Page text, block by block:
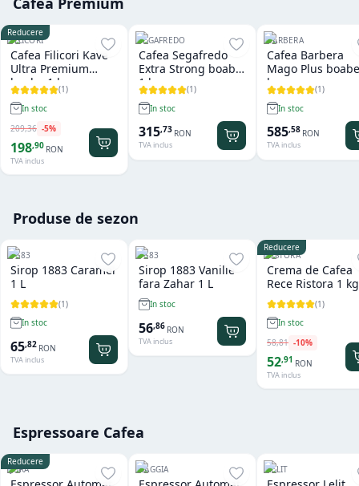
Reducere
FILICORI
Cafea Filicori Kave
Ultra Premium
boabe 1 kg
(1)
In stoc
209,36 -5%
198,90 RON
TVA inclus
SEGAFREDO
Cafea Segafredo
Extra Strong boabe
1 kg
(1)
In stoc
315,73 RON
TVA inclus
BARBERA
Cafea Barbera
Mago Plus
kg
(1)
In stoc
585,58 RON
TVA inclus
Produse de sezon
1883
Sirop 1883 Caramel
1 L
(1)
In stoc
65,82 RON
TVA inclus
1883
Sirop 1883 Vanilie
fara Zahar 1 L
In stoc
56,86 RON
TVA inclus
Reducere
RISTORA
Crema de Cafea
Rece Ristora 1 kg
(1)
In stoc
58,81 -10%
52,91 RON
TVA inclus
Espressoare Cafea
Reducere
JURA GAGGIA LELIT